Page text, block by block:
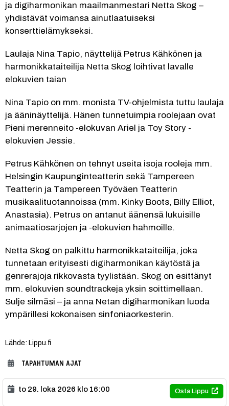
ja digiharmonikan maailmanmestari Netta Skog –
yhdistävät voimansa ainutlaatuiseksi
konserttielämykseksi.
Laulaja Nina Tapio, näyttelijä Petrus Kähkönen ja
harmonikkataiteilija Netta Skog loihtivat lavalle
elokuvien taian
Nina Tapio on mm. monista TV-ohjelmista tuttu laulaja
ja ääninäyttelijä. Hänen tunnetuimpia roolejaan ovat
Pieni merenneito -elokuvan Ariel ja Toy Story -
elokuvien Jessie.
Petrus Kähkönen on tehnyt useita isoja rooleja mm.
Helsingin Kaupunginteatterin sekä Tampereen
Teatterin ja Tampereen Työväen Teatterin
musikaalituotannoissa (mm. Kinky Boots, Billy Elliot,
Anastasia). Petrus on antanut äänensä lukuisille
animaatiosarjojen ja -elokuvien hahmoille.
Netta Skog on palkittu harmonikkataiteilija, joka
tunnetaan erityisesti digiharmonikan käytöstä ja
genrerajoja rikkovasta tyylistään. Skog on esittänyt
mm. elokuvien soundtrackeja yksin soittimellaan.
Sulje silmäsi – ja anna Netan digiharmonikan luoda
ympärillesi kokonaisen sinfoniaorkesterin.
Lähde: Lippu.fi
TAPAHTUMAN AJAT
Osta Lippu
to 29. loka 2026 klo 16:00